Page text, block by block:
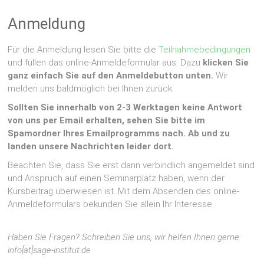
Anmeldung
Für die Anmeldung lesen Sie bitte dieTeilnahmebedingungen
und füllen das online-Anmeldeformular aus. Dazu klicken Sie
ganz einfach Sie auf den Anmeldebutton unten. Wir
melden uns baldmöglich bei Ihnen zurück.
Sollten Sie innerhalb von 2-3 Werktagen keine Antwort
von uns per Email erhalten, sehen Sie bitte im
Spamordner Ihres Emailprogramms nach. Ab und zu
landen unsere Nachrichten leider dort.
Beachten Sie, dass Sie erst dann verbindlich angemeldet sind
und Anspruch auf einen Seminarplatz haben, wenn der
Kursbeitrag überwiesen ist. Mit dem Absenden des online-
Anmeldeformulars bekunden Sie allein Ihr Interesse.
Haben Sie Fragen? Schreiben Sie uns, wir helfen Ihnen gerne:
info[at]sage-institut.de